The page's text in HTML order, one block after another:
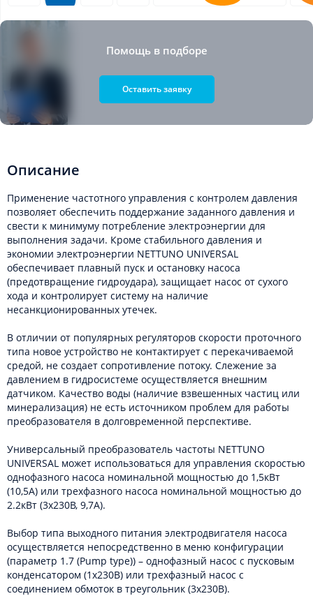
Помощь в подборе
Оставить заявку
Описание
Применение частотного управления с контролем давления
позволяет обеспечить поддержание заданного давления и
свести к минимуму потребление электроэнергии для
выполнения задачи. Кроме стабильного давления и
экономии электроэнергии NETTUNO UNIVERSAL
обеспечивает плавный пуск и остановку насоса
(предотвращение гидроудара), защищает насос от сухого
хода и контролирует систему на наличие
несанкционированных утечек.
В отличии от популярных регуляторов скорости проточного
типа новое устройство не контактирует с перекачиваемой
средой, не создает сопротивление потоку. Слежение за
давлением в гидросистеме осуществляется внешним
датчиком. Качество воды (наличие взвешенных частиц или
минерализация) не есть источником проблем для работы
преобразователя в долговременной перспективе.
Универсальный преобразователь частоты NETTUNO
UNIVERSAL может использоваться для управления скоростью
однофазного насоса номинальной мощностью до 1,5кВт
(10,5А) или трехфазного насоса номинальной мощностью до
2.2кВт (3х230В, 9,7А).
Выбор типа выходного питания электродвигателя насоса
осуществляется непосредственно в меню конфигурации
(параметр 1.7 (Pump type)) – однофазный насос с пусковым
конденсатором (1х230В) или трехфазный насос с
соединением обмоток в треугольник (3х230В).